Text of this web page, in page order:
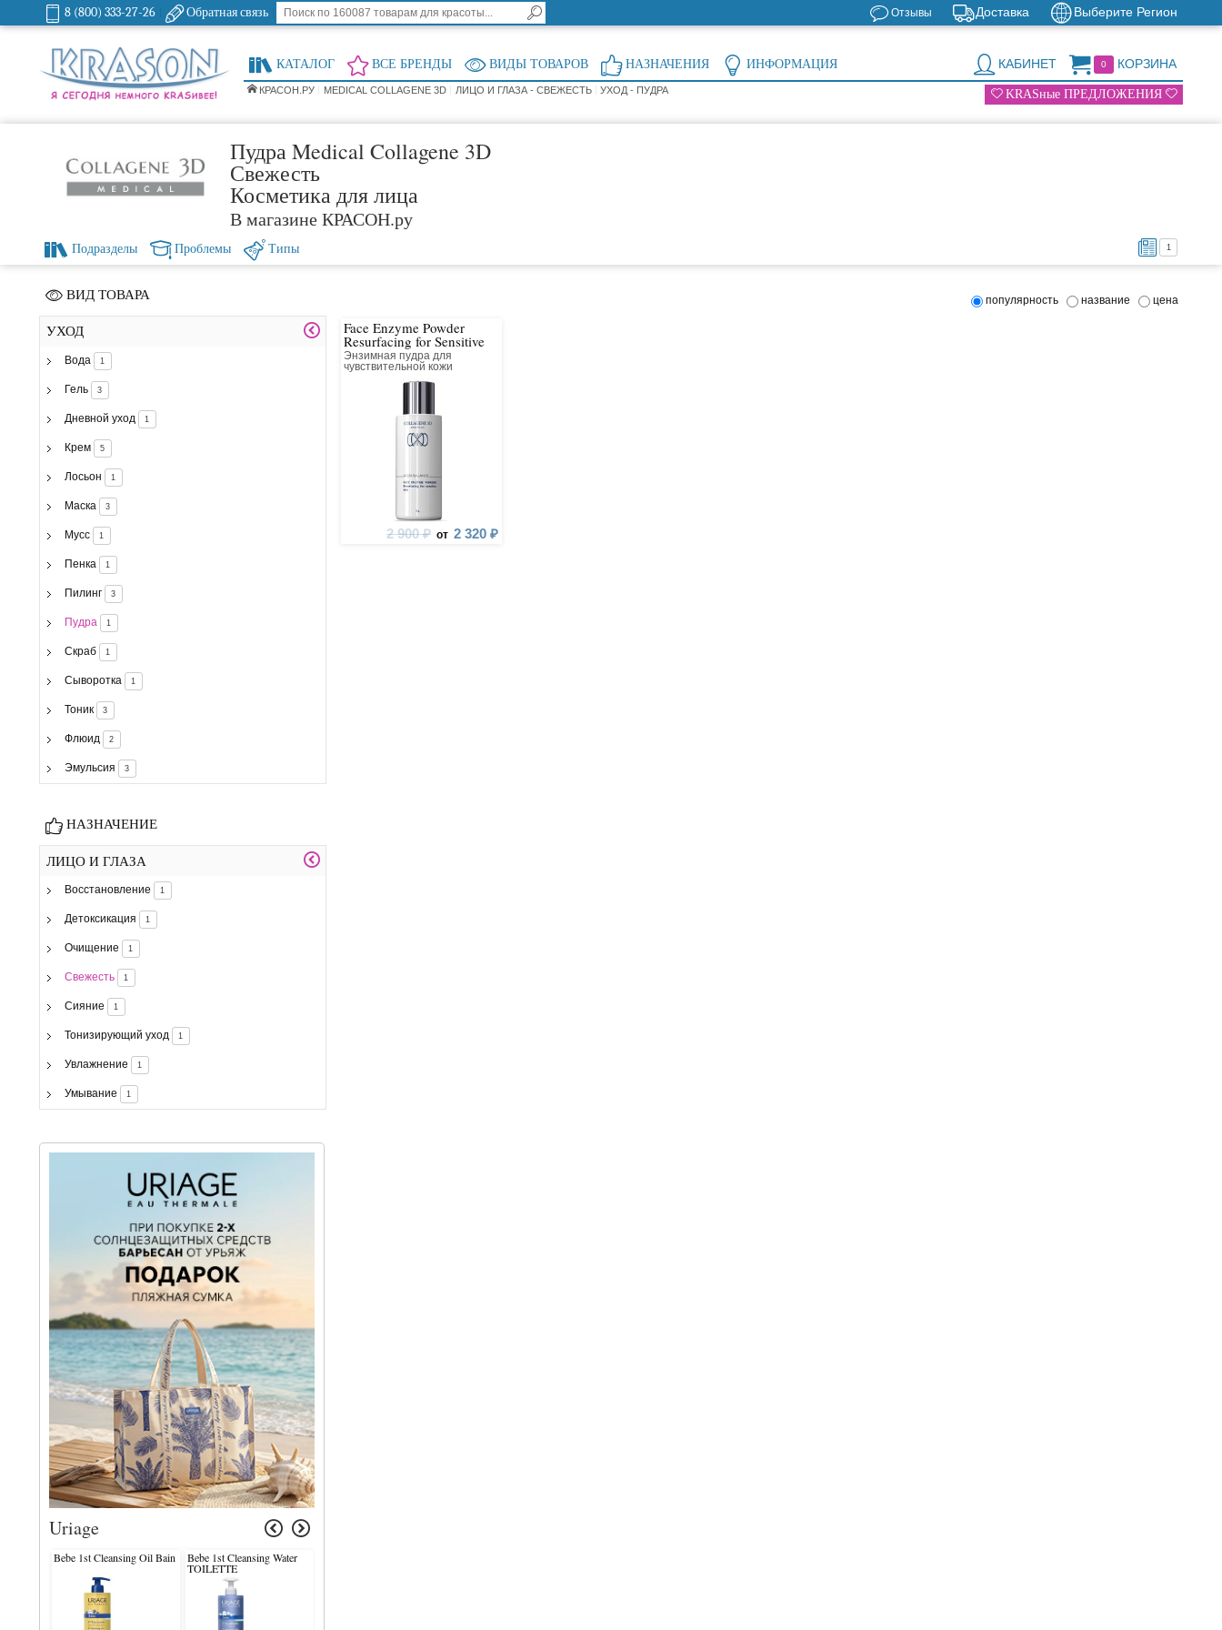
8 (800) 333-27-26 Обратная связь Выберите Регион
Доставка
Отзывы
0 КОРЗИНА
КАБИНЕТ
КАТАЛОГ ВСЕ БРЕНДЫ ВИДЫ ТОВАРОВ НАЗНАЧЕНИЯ ИНФОРМАЦИЯ
КРАСОН.РУ MEDICAL COLLAGENE 3D ЛИЦО И ГЛАЗА - СВЕЖЕСТЬ УХОД - ПУДРА KRASные ПРЕДЛОЖЕНИЯ
Пудра Medical Collagene 3D
Свежесть
Косметика для лица
В магазине КРАСОН.ру
1
Подразделы Проблемы Типы
ВИД ТОВАРА
УХОД
Вода 1
Гель 3
Дневной уход 1
Крем 5
Лосьон 1
Маска 3
Мусс 1
Пенка 1
Пилинг 3
Пудра 1
Скраб 1
Сыворотка 1
Тоник 3
Флюид 2
Эмульсия 3
НАЗНАЧЕНИЕ
ЛИЦО И ГЛАЗА
Восстановление 1
Детоксикация 1
Очищение 1
Свежесть 1
Сияние 1
Тонизирующий уход 1
Увлажнение 1
Умывание 1
Uriage
Bebe 1st Cleansing Oil Bain Bebe 1st Cleansing Water
TOILETTE
популярность название цена
Face Enzyme Powder
Resurfacing for Sensitive
Skin
Энзимная пудра для
чувствительной кожи
2 900 ₽ от 2 320 ₽